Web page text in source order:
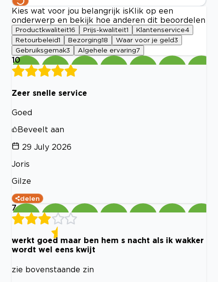
Kies wat voor jou belangrijk is Klik op een
onderwerp en bekijk hoe anderen dit beoordelen
Productkwaliteit16 Prijs-kwaliteit1 Klantenservice4
Retourbeleid1 Bezorging18 Waar voor je geld3
Gebruiksgemak3 Algehele ervaring7
10
Zeer snelle service
Goed
Beveelt aan
29 July 2026
Joris
Gilze
delen
7
werkt goed maar ben hem s nacht als ik wakker
wordt wel eens kwijt
zie bovenstaande zin